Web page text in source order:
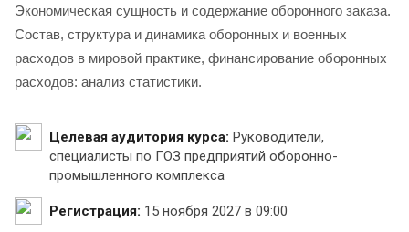
Экономическая сущность и содержание оборонного заказа.
Состав, структура и динамика оборонных и военных
расходов в мировой практике, финансирование оборонных
расходов: анализ статистики.
Целевая аудитория курса: Руководители,
специалисты по ГОЗ предприятий оборонно-
промышленного комплекса
Регистрация: 15 ноября 2027 в 09:00